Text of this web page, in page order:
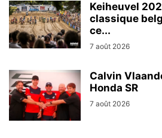
Keiheuvel
classique
ce...
7 août 2026
Calvin
Honda SR
7 août 2026